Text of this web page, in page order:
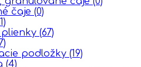
čaje (0)
(67)
podložky (19)
(4)